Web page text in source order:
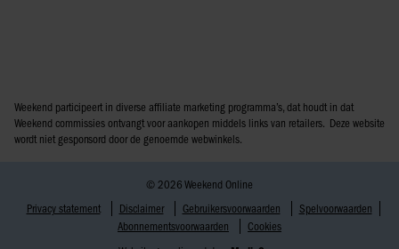
Weekend participeert in diverse affiliate marketing programma’s, dat houdt in dat
Weekend commissies ontvangt voor aankopen middels links van retailers. Deze website
wordt niet gesponsord door de genoemde webwinkels.
© 2026 Weekend Online
Privacy statement
Disclaimer Gebruikersvoorwaarden
Spelvoorwaarden
Abonnementsvoorwaarden
Cookies